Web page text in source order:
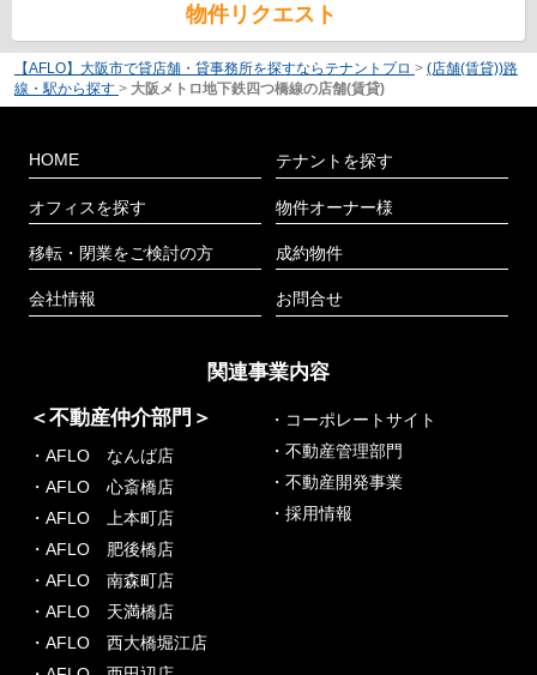
物件リクエスト
【AFLO】大阪市で貸店舗・貸事務所を探すならテナントプロ > (店舗(賃貸))路
線・駅から探す > 大阪メトロ地下鉄四つ橋線の店舗(賃貸)
HOME
オフィスを探す
移転・閉業をご検討の方
会社情報
テナントを探す
物件オーナー様
成約物件
お問合せ
関連事業内容
＜不動産仲介部門＞
・AFLO なんば店
・AFLO 心斎橋店
・AFLO 上本町店
・AFLO 肥後橋店
・AFLO 南森町店
・AFLO 天満橋店
・AFLO 西大橋堀江店
・コーポレートサイト
・不動産管理部門
・不動産開発事業
・採用情報